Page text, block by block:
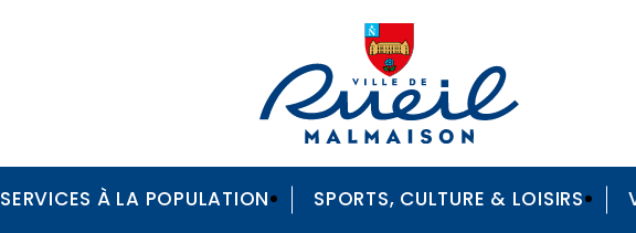
SERVICES À LA POPULATION SPORTS, CULTURE & LOISIRS